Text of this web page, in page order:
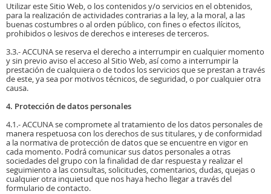
Utilizar este Sitio Web, o los contenidos y/o servicios en el obtenidos,
para la realización de actividades contrarias a la ley, a la moral, a las
buenas costumbres o al orden público, con fines o efectos ilícitos,
prohibidos o lesivos de derechos e intereses de terceros.
3.3.- ACCUNA se reserva el derecho a interrumpir en cualquier momento
y sin previo aviso el acceso al Sitio Web, así como a interrumpir la
prestación de cualquiera o de todos los servicios que se prestan a través
de este, ya sea por motivos técnicos, de seguridad, o por cualquier otra
causa.
4. Protección de datos personales
4.1.- ACCUNA se compromete al tratamiento de los datos personales de
manera respetuosa con los derechos de sus titulares, y de conformidad
a la normativa de protección de datos que se encuentre en vigor en
cada momento. Podrá comunicar sus datos personales a otras
sociedades del grupo con la finalidad de dar respuesta y realizar el
seguimiento a las consultas, solicitudes, comentarios, dudas, quejas o
cualquier otra inquietud que nos haya hecho llegar a través del
formulario de contacto.